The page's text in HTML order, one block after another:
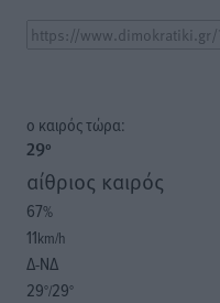
o καιρός τώρα:
29°
αίθριος καιρός
67%
11km/h
Δ-ΝΔ
29°/29°